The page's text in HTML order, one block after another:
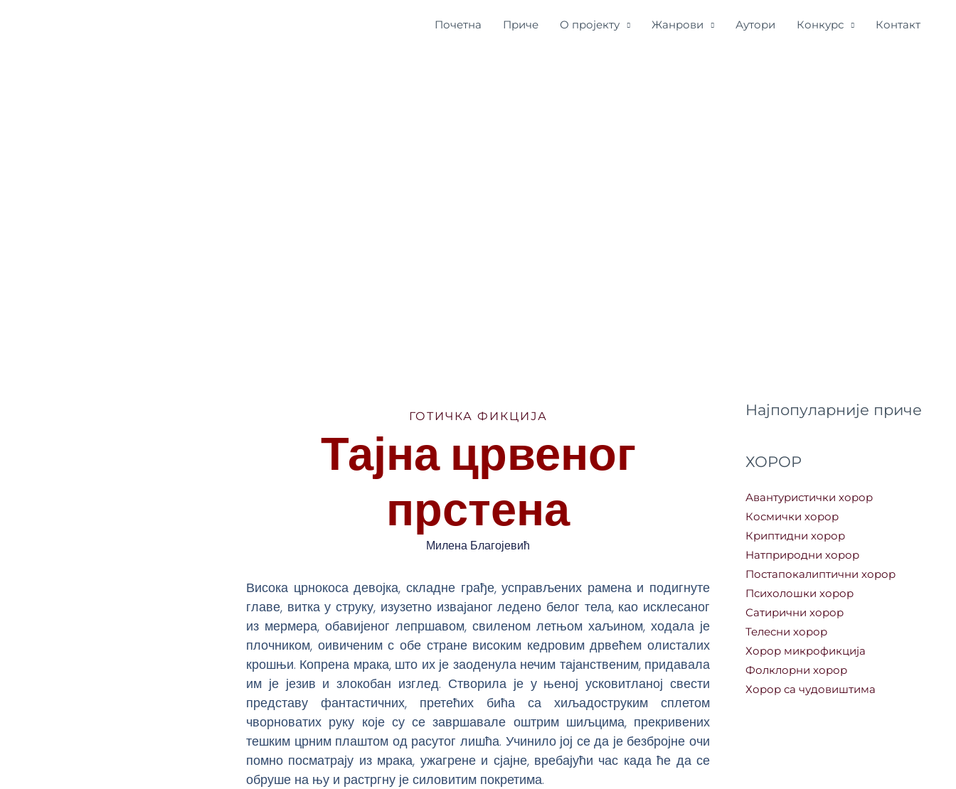
Почетна Приче О пројекту Жанрови Аутори Конкурс Контакт
ГОТИЧКА ФИКЦИЈА
Тајна црвеног
прстена
Милена Благојевић
Висока црнокоса девојка, складне грађе, усправљених рамена и подигнуте
главе, витка у струку, изузетно извајаног ледено белог тела, као исклесаног
из мермера, обавијеног лепршавом, свиленом летњом хаљином, ходала је
плочником, оивиченим с обе стране високим кедровим дрвећем олисталих
крошњи. Копрена мрака, што их је заоденула нечим тајанственим, придавала
им је језив и злокобан изглед. Створила је у њеној усковитланој свести
представу фантастичних, претећих бића са хиљадоструким сплетом
чворноватих руку које су се завршавале оштрим шиљцима, прекривених
тешким црним плаштом од расутог лишћа. Учинило јој се да је безбројне очи
помно посматрају из мрака, ужагрене и сјајне, вребајући час када ће да се
обруше на њу и растргну је силовитим покретима.
Најпопуларније приче
ХОРОР
Авантуристички хорор
Космички хорор
Криптидни хорор
Натприродни хорор
Постапокалиптични хорор
Психолошки хорор
Сатирични хорор
Телесни хорор
Хорор микрофикција
Фолклорни хорор
Хорор са чудовиштима